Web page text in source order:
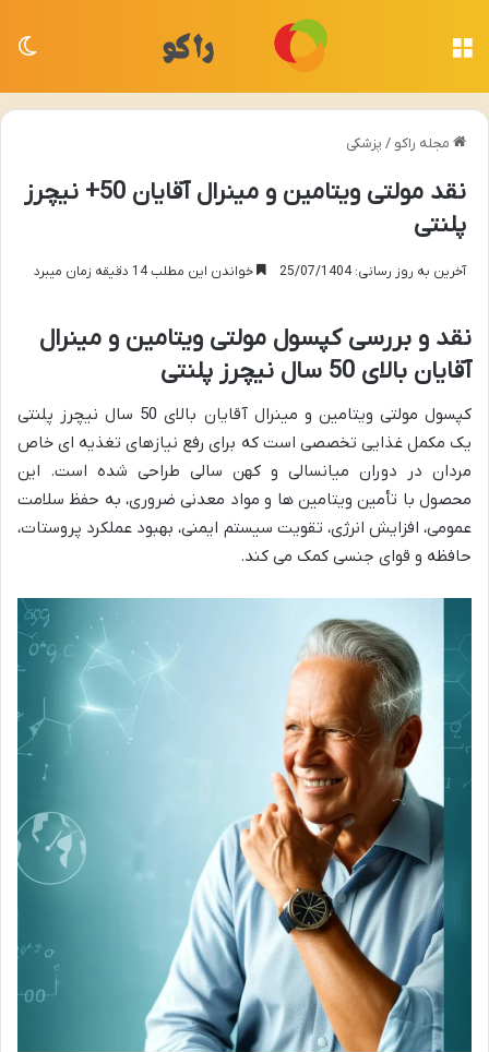
مجله راکو / پزشکی
نقد مولتی ویتامین و مینرال آقایان 50+ نیچرز
پلنتی
آخرین به روز رسانی: 25/07/1404 خواندن این مطلب 14 دقیقه زمان میبرد
نقد و بررسی کپسول مولتی ویتامین و مینرال
آقایان بالای 50 سال نیچرز پلنتی
کپسول مولتی ویتامین و مینرال آقایان بالای 50 سال نیچرز پلنتی
یک مکمل غذایی تخصصی است که برای رفع نیازهای تغذیه ای خاص
مردان در دوران میانسالی و کهن سالی طراحی شده است. این
محصول با تأمین ویتامین ها و مواد معدنی ضروری، به حفظ سلامت
عمومی، افزایش انرژی، تقویت سیستم ایمنی، بهبود عملکرد پروستات،
حافظه و قوای جنسی کمک می کند.